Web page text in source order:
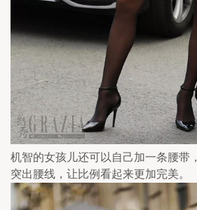
机智的女孩儿还可以自己加一条腰带，
突出腰线，让比例看起来更加完美。